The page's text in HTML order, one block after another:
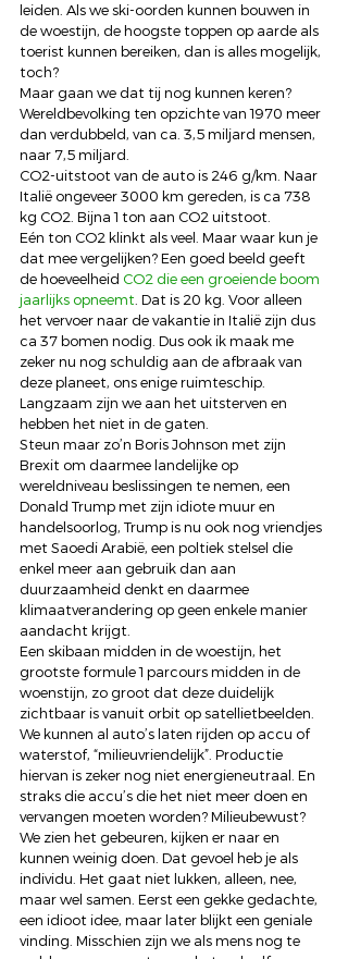
leiden. Als we ski-oorden kunnen bouwen in
de woestijn, de hoogste toppen op aarde als
toerist kunnen bereiken, dan is alles mogelijk,
toch?
Maar gaan we dat tij nog kunnen keren?
Wereldbevolking ten opzichte van 1970 meer
dan verdubbeld, van ca. 3,5 miljard mensen,
naar 7,5 miljard.
CO2-uitstoot van de auto is 246 g/km. Naar
Italië ongeveer 3000 km gereden, is ca 738
kg CO2. Bijna 1 ton aan CO2 uitstoot.
Eén ton CO2 klinkt als veel. Maar waar kun je
dat mee vergelijken? Een goed beeld geeft
de hoeveelheid CO2 die een groeiende boom
jaarlijks opneemt . Dat is 20 kg. Voor alleen
het vervoer naar de vakantie in Italië zijn dus
ca 37 bomen nodig. Dus ook ik maak me
zeker nu nog schuldig aan de afbraak van
deze planeet, ons enige ruimteschip.
Langzaam zijn we aan het uitsterven en
hebben het niet in de gaten.
Steun maar zo’n Boris Johnson met zijn
Brexit om daarmee landelijke op
wereldniveau beslissingen te nemen, een
Donald Trump met zijn idiote muur en
handelsoorlog, Trump is nu ook nog vriendjes
met Saoedi Arabië, een poltiek stelsel die
enkel meer aan gebruik dan aan
duurzaamheid denkt en daarmee
klimaatverandering op geen enkele manier
aandacht krijgt.
Een skibaan midden in de woestijn, het
grootste formule 1 parcours midden in de
woenstijn, zo groot dat deze duidelijk
zichtbaar is vanuit orbit op satellietbeelden.
We kunnen al auto’s laten rijden op accu of
waterstof, “milieuvriendelijk”. Productie
hiervan is zeker nog niet energieneutraal. En
straks die accu’s die het niet meer doen en
vervangen moeten worden? Milieubewust?
We zien het gebeuren, kijken er naar en
kunnen weinig doen. Dat gevoel heb je als
individu. Het gaat niet lukken, alleen, nee,
maar wel samen. Eerst een gekke gedachte,
een idioot idee, maar later blijkt een geniale
vinding. Misschien zijn we als mens nog te